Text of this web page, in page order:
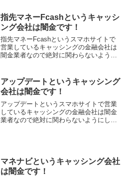
指先マネーFcashというキャッシ
ング会社は闇金です！
指先マネーFcashというスマホサイトで
営業しているキャッシングの金融会社は
闇金業者なので絶対に関わらないように
お手元にとLINE追加やアプリインストー
ルを促すなんて書...
アップデートというキャッシング
会社は闇金です！
アップデートというスマホサイトで営業
しているキャッシングの金融会社は闇金
業者なので絶対に関わらないようにして
マネナビというキャッシング会社
は闇金です！